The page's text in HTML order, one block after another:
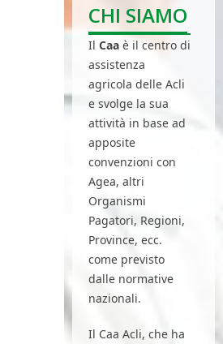
CHI SIAMO
IlCaa è il centro di
assistenza
agricola delle Acli
e svolge la sua
attività in base ad
apposite
convenzioni con
Agea, altri
Organismi
Pagatori, Regioni,
Province, ecc.
come previsto
dalle normative
nazionali.
Il Caa Acli, che ha